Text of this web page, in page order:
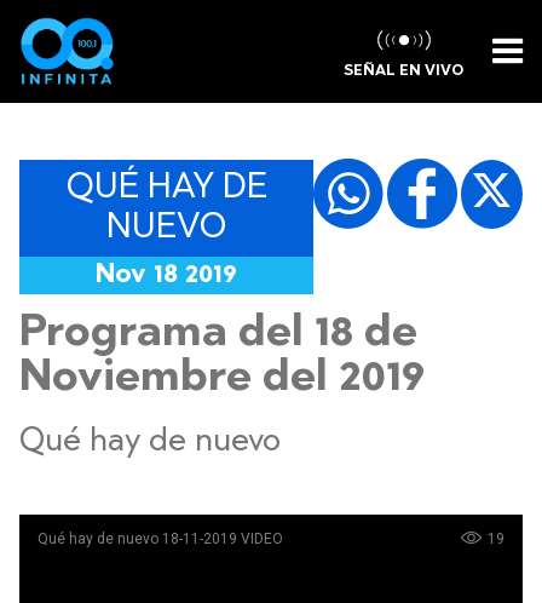
SEÑAL EN VIVO
QUÉ HAY DE
NUEVO
Nov 18 2019
Programa del 18 de
Noviembre del 2019
Qué hay de nuevo